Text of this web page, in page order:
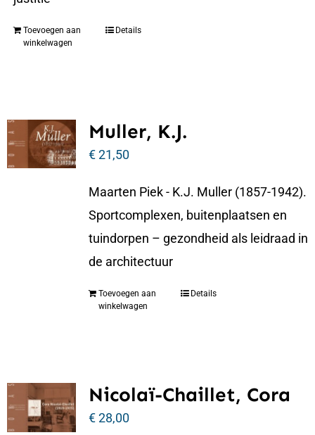
Toevoegen aan
winkelwagen
Details
Muller, K.J.
€21,50
Maarten Piek - K.J. Muller (1857-1942).
Sportcomplexen, buitenplaatsen en
tuindorpen – gezondheid als leidraad in
de architectuur
Toevoegen aan
winkelwagen
Details
Nicolaï-Chaillet, Cora
€28,00